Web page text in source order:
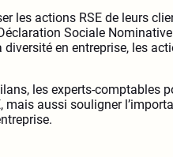
les actions RSE de leurs
Sociale
en entreprise, les
les experts-comptables
mais aussi souligner